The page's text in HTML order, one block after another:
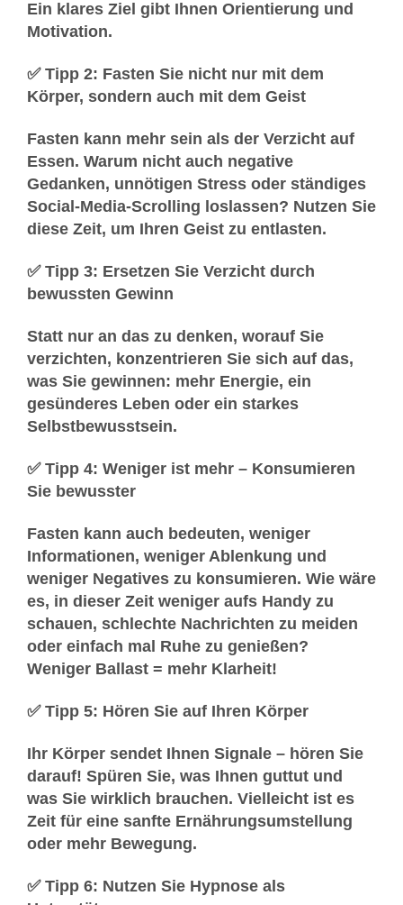
Ein klares Ziel gibt Ihnen Orientierung und
Motivation.
✅ Tipp 2: Fasten Sie nicht nur mit dem
Körper, sondern auch mit dem Geist
Fasten kann mehr sein als der Verzicht auf
Essen. Warum nicht auch negative
Gedanken, unnötigen Stress oder ständiges
Social-Media-Scrolling loslassen? Nutzen Sie
diese Zeit, um Ihren Geist zu entlasten.
✅ Tipp 3: Ersetzen Sie Verzicht durch
bewussten Gewinn
Statt nur an das zu denken, worauf Sie
verzichten, konzentrieren Sie sich auf das,
was Sie gewinnen: mehr Energie, ein
gesünderes Leben oder ein starkes
Selbstbewusstsein.
✅ Tipp 4: Weniger ist mehr – Konsumieren
Sie bewusster
Fasten kann auch bedeuten, weniger
Informationen, weniger Ablenkung und
weniger Negatives zu konsumieren. Wie wäre
es, in dieser Zeit weniger aufs Handy zu
schauen, schlechte Nachrichten zu meiden
oder einfach mal Ruhe zu genießen?
Weniger Ballast = mehr Klarheit!
✅ Tipp 5: Hören Sie auf Ihren Körper
Ihr Körper sendet Ihnen Signale – hören Sie
darauf! Spüren Sie, was Ihnen guttut und
was Sie wirklich brauchen. Vielleicht ist es
Zeit für eine sanfte Ernährungsumstellung
oder mehr Bewegung.
✅ Tipp 6: Nutzen Sie Hypnose als